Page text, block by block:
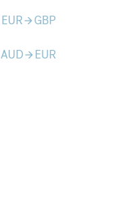
EURarrow_forward GBP
AUDarrow_forward EUR